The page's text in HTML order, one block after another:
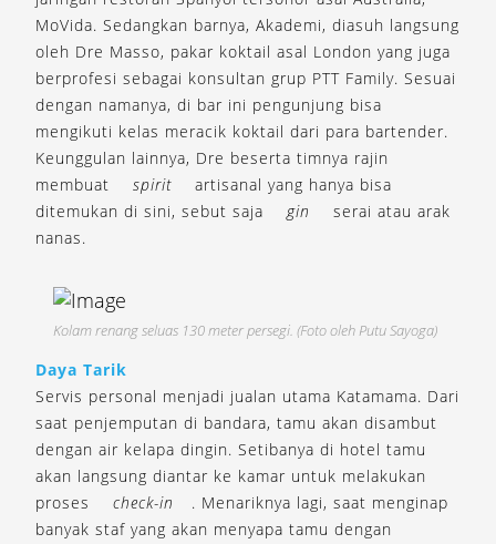
MoVida. Sedangkan barnya, Akademi, diasuh langsung
oleh Dre Masso, pakar koktail asal London yang juga
berprofesi sebagai konsultan grup PTT Family. Sesuai
dengan namanya, di bar ini pengunjung bisa
mengikuti kelas meracik koktail dari para bartender.
Keunggulan lainnya, Dre beserta timnya rajin
membuat
spirit
artisanal yang hanya bisa
ditemukan di sini, sebut saja
gin
serai atau arak
nanas.
Kolam renang seluas 130 meter persegi. (Foto oleh Putu Sayoga)
Daya Tarik
Servis personal menjadi jualan utama Katamama. Dari
saat penjemputan di bandara, tamu akan disambut
dengan air kelapa dingin. Setibanya di hotel tamu
akan langsung diantar ke kamar untuk melakukan
proses
check-in
. Menariknya lagi, saat menginap
banyak staf yang akan menyapa tamu dengan